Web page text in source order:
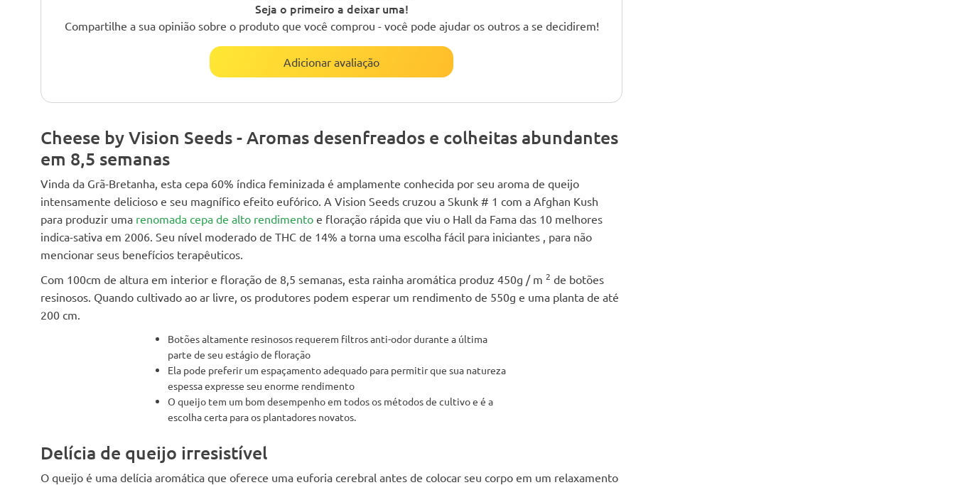
Seja o primeiro a deixar uma!
Compartilhe a sua opinião sobre o produto que você comprou - você pode ajudar os outros a se decidirem!
Adicionar avaliação
Cheese by Vision Seeds - Aromas desenfreados e colheitas abundantes
em 8,5 semanas
Vinda da Grã-Bretanha, esta cepa 60% índica feminizada é amplamente conhecida por seu aroma de queijo
intensamente delicioso e seu magnífico efeito eufórico. A Vision Seeds cruzou a Skunk # 1 com a Afghan Kush
para produzir uma renomada cepa de alto rendimento e floração rápida que viu o Hall da Fama das 10 melhores
indica-sativa em 2006. Seu nível moderado de THC de 14% a torna uma escolha fácil para iniciantes , para não
mencionar seus benefícios terapêuticos.
Com 100cm de altura em interior e floração de 8,5 semanas, esta rainha aromática produz 450g / m 2 de botões
resinosos. Quando cultivado ao ar livre, os produtores podem esperar um rendimento de 550g e uma planta de até
200 cm.
Botões altamente resinosos requerem filtros anti-odor durante a última
parte de seu estágio de floração
Ela pode preferir um espaçamento adequado para permitir que sua natureza
espessa expresse seu enorme rendimento
O queijo tem um bom desempenho em todos os métodos de cultivo e é a
escolha certa para os plantadores novatos.
Delícia de queijo irresistível
O queijo é uma delícia aromática que oferece uma euforia cerebral antes de colocar seu corpo em um relaxamento